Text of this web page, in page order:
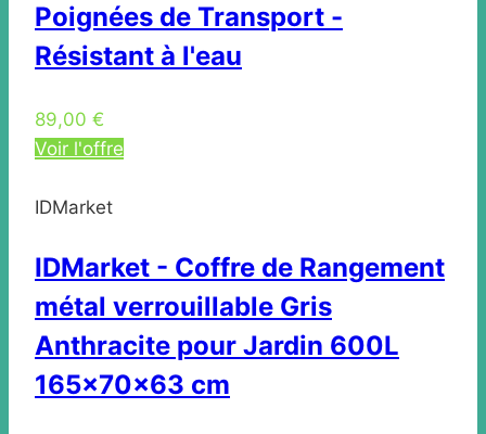
Poignées de Transport -
Résistant à l'eau
89,00 €
Voir l'offre
IDMarket
IDMarket - Coffre de Rangement
métal verrouillable Gris
Anthracite pour Jardin 600L
165x70x63 cm